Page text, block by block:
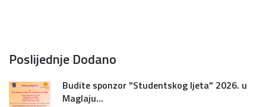
Poslijednje Dodano
Budite sponzor "Studentskog ljeta" 2026. u
Maglaju...